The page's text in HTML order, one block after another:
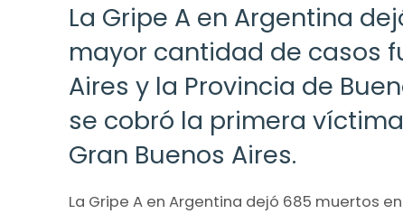
La Gripe A en Argentina
mayor cantidad de casos
Aires y la Provincia de
se cobró la primera
Gran Buenos Aires.
La Gripe A en Argentina dejó 685 muertos